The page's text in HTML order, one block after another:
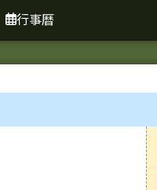
行事曆